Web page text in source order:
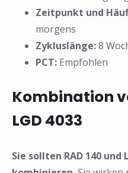
Zeitpunkt und
morgens
Zykluslänge:8
PCT: Empfohlen
Kombination
LGD 4033
Sie sollten RAD 140 und